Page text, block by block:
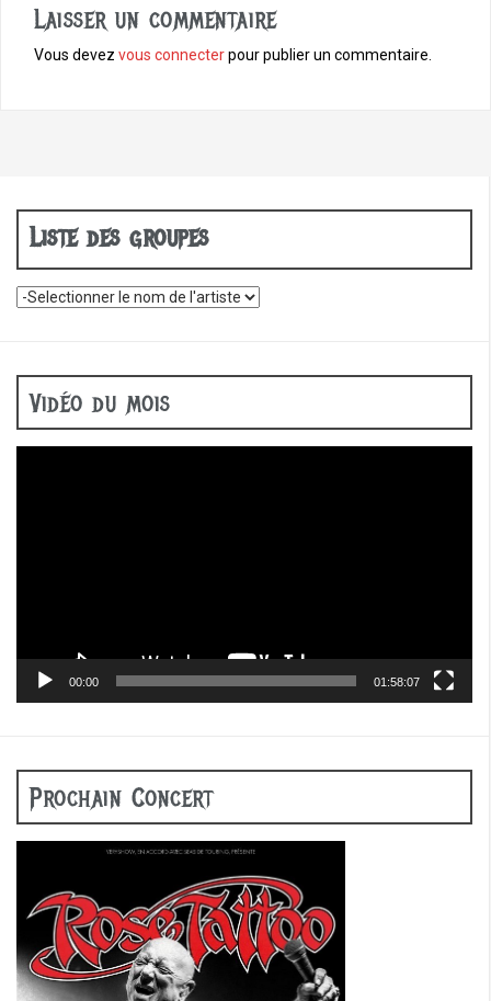
Laisser un commentaire
Vous devez vous connecterpour publier un commentaire.
Liste des groupes
Vidéo du mois
00:00 01:58:07
Prochain Concert